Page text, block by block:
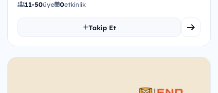
11-50üye 0etkinlik
Takip Et